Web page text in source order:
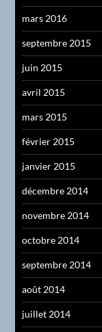
mars 2016
septembre 2015
juin 2015
avril 2015
mars 2015
février 2015
janvier 2015
décembre 2014
novembre 2014
octobre 2014
septembre 2014
août 2014
juillet 2014